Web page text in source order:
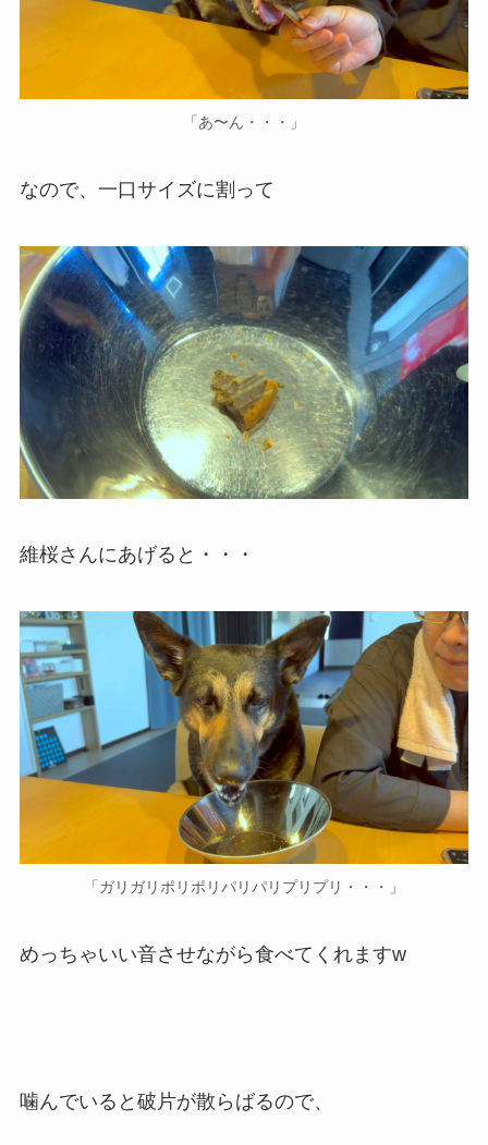
「あ〜ん・・・」
なので、一口サイズに割って
維桜さんにあげると・・・
「ガリガリポリポリパリパリプリプリ・・・」
めっちゃいい音させながら食べてくれますw
噛んでいると破片が散らばるので、